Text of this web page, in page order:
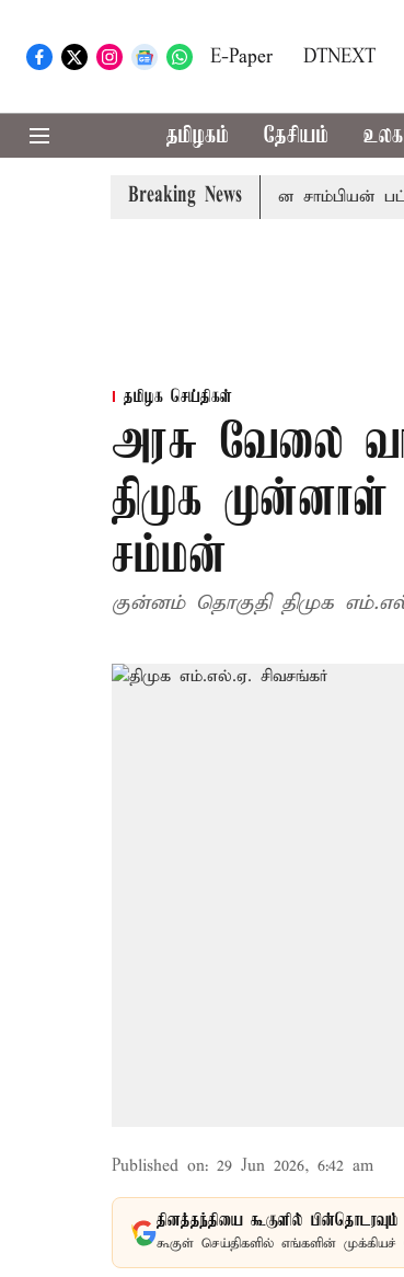
E-Paper DTNEXT
தமிழகம் தேசியம்
Breaking News
போட்டி; இந்திய வீராங்கனை சாம்பியன் பட்டம்
தமிழக செய்திகள்
அரசு வேலை
திமுக
சம்மன்
குன்னம் தொகுதி திமுக
Published on: 29 Jun 2026, 6:42 am
தினத்தந்தியை கூகுளில் பின்தொடரவும்
கூகுள் செய்திகளில் எங்களின்